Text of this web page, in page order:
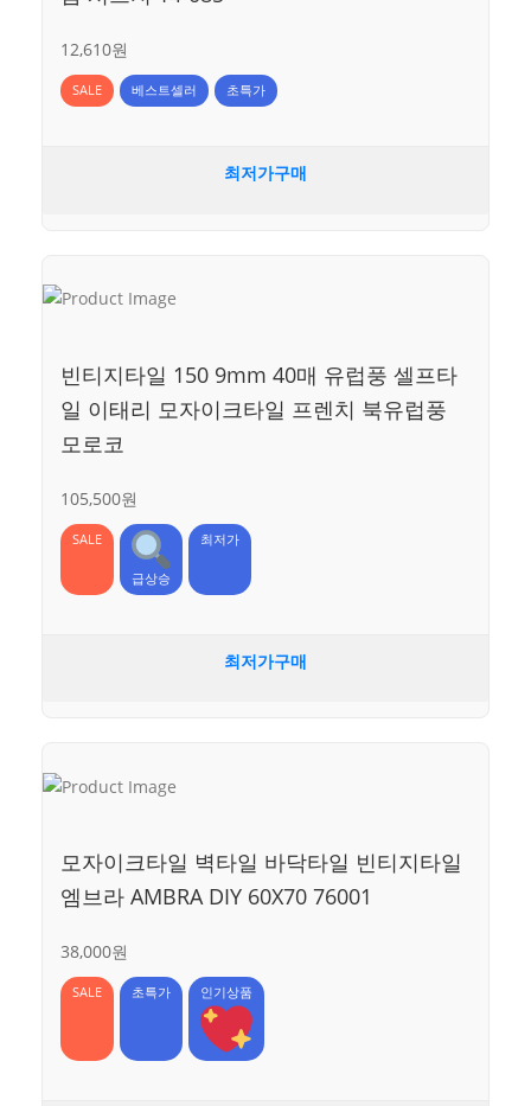
12,610원
SALE 베스트셀러 초특가
최저가구매
빈티지타일 150 9mm 40매 유럽풍 셀프타
일 이태리 모자이크타일 프렌치 북유럽풍
모로코
105,500원
SALE
급상승
최저가
최저가구매
모자이크타일 벽타일 바닥타일 빈티지타일
엠브라 AMBRA DIY 60X70 76001
38,000원
SALE 초특가 인기상품